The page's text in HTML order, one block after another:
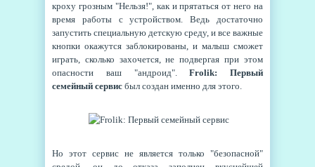
кроху грозным "Нельзя!", как и прятаться от него на
время работы с устройством. Ведь достаточно
запустить специальную детскую среду, и все важные
кнопки окажутся заблокированы, и малыш сможет
играть, сколько захочется, не подвергая при этом
опасности ваш "андроид".Frolik: Первый
семейный сервис был создан именно для этого.
Но этот сервис не является только "безопасной"